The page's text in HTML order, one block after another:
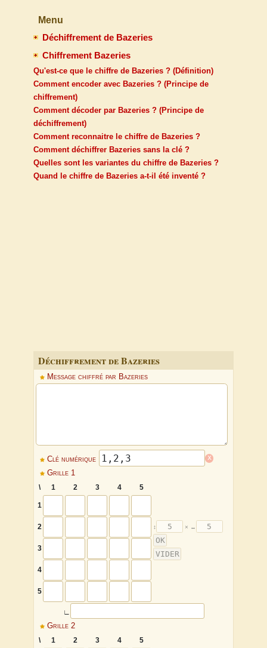
Menu
Déchiffrement de Bazeries
Chiffrement Bazeries
Qu'est-ce que le chiffre de Bazeries ? (Définition)
Comment encoder avec Bazeries ? (Principe de
chiffrement)
Comment décoder par Bazeries ? (Principe de
déchiffrement)
Comment reconnaitre le chiffre de Bazeries ?
Comment déchiffrer Bazeries sans la clé ?
Quelles sont les variantes du chiffre de Bazeries ?
Quand le chiffre de Bazeries a-t-il été inventé ?
Déchiffrement de Bazeries
Message chiffré par Bazeries
Clé numérique
x
Grille 1
\
1 2 3 4 5
1
2
3
4
5
∟
Grille 2
\
1 2 3 4 5